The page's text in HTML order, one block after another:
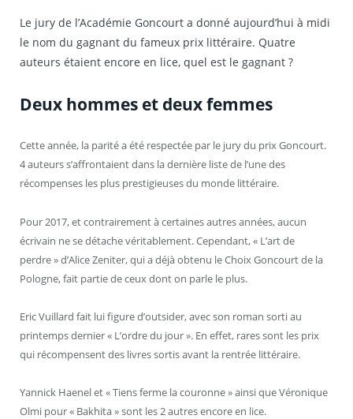
Le jury de l’Académie Goncourt a donné aujourd’hui à midi
le nom du gagnant du fameux prix littéraire. Quatre
auteurs étaient encore en lice, quel est le gagnant ?
Deux hommes et deux femmes
Cette année, la parité a été respectée par le jury du prix Goncourt.
4 auteurs s’affrontaient dans la dernière liste de l’une des
récompenses les plus prestigieuses du monde littéraire.
Pour 2017, et contrairement à certaines autres années, aucun
écrivain ne se détache véritablement. Cependant, « L’art de
perdre » d’Alice Zeniter, qui a déjà obtenu le Choix Goncourt de la
Pologne, fait partie de ceux dont on parle le plus.
Eric Vuillard fait lui figure d’outsider, avec son roman sorti au
printemps dernier « L’ordre du jour ». En effet, rares sont les prix
qui récompensent des livres sortis avant la rentrée littéraire.
Yannick Haenel et « Tiens ferme la couronne » ainsi que Véronique
Olmi pour « Bakhita » sont les 2 autres encore en lice.